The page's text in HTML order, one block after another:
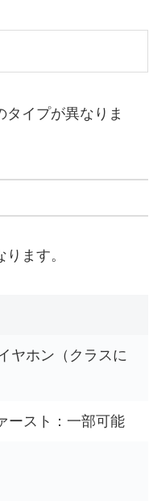
イプが異なりま
ます。
ヤホン（クラスに
ースト：一部可能